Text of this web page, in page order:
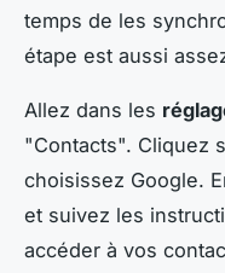
temps de les
étape est aussi
Allez dans les
"Contacts". Cliquez
choisissez Google.
et suivez les
accéder à vos